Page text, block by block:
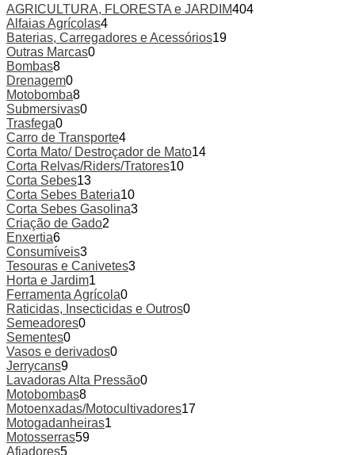
variants.
options
AGRICULTURA, FLORESTA e JARDIM404
Alfaias Agrícolas4
Baterias, Carregadores e Acessórios19
Outras Marcas0
Bombas8
Drenagem0
Motobomba8
Submersivas0
Trasfega0
Carro de Transporte4
Corta Mato/ Destroçador de Mato14
Corta Relvas/Riders/Tratores10
Corta Sebes13
Corta Sebes Bateria10
Corta Sebes Gasolina3
Criação de Gado2
Enxertia6
Consumíveis3
Tesouras e Canivetes3
Horta e Jardim1
Ferramenta Agrícola0
Raticidas, Insecticidas e Outros0
Semeadores0
Sementes0
Vasos e derivados0
Jerrycans9
Lavadoras Alta Pressão0
Motobombas8
Motoenxadas/Motocultivadores17
Motogadanheiras1
Motosserras59
Afiadores5